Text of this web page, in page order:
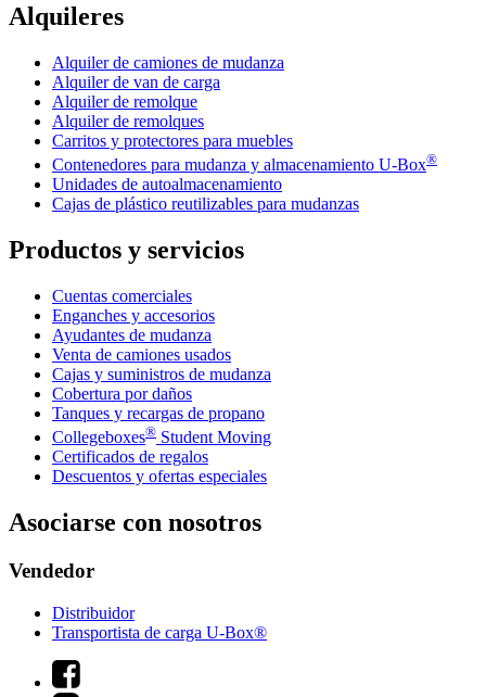
Alquileres
Alquiler de camiones de mudanza
Alquiler de van de carga
Alquiler de remolque
Alquiler de remolques
Carritos y protectores para muebles
Contenedores para mudanza y almacenamiento U-Box®
Unidades de autoalmacenamiento
Cajas de plástico reutilizables para mudanzas
Productos y servicios
Cuentas comerciales
Enganches y accesorios
Ayudantes de mudanza
Venta de camiones usados
Cajas y suministros de mudanza
Cobertura por daños
Tanques y recargas de propano
Collegeboxes® Student Moving
Certificados de regalos
Descuentos y ofertas especiales
Asociarse con nosotros
Vendedor
Distribuidor
Transportista de carga U-Box®